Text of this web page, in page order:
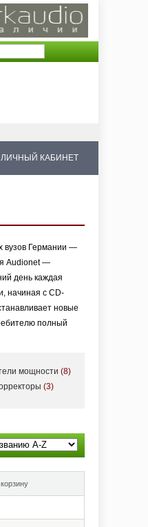
ЛИЧНЫЙ КАБИНЕТ
вузов Германии —
Audionet —
день каждая
начиная с CD-
новые
полный
мощности(8)
(3)